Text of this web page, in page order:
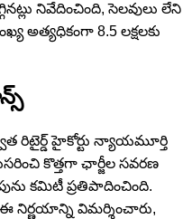
నివేదించింది, సెలవులు లేని
అత్య‌ధికంగా 8.5 లక్షలకు
రిటైర్డ్ హైకోర్టు న్యాయమూర్తి
కొత్త‌గా ఛార్జీల సవరణ
కమిటీ ప్రతిపాదించింది.
నిర్ణయాన్ని విమర్శించారు,